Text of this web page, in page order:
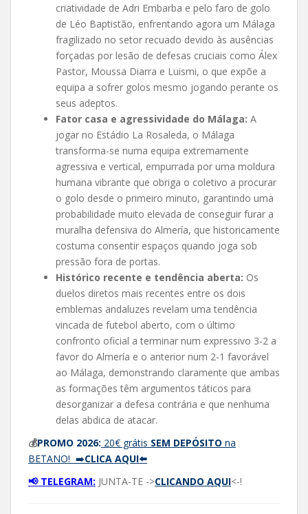
criatividade de Adri Embarba e pelo faro de golo
de Léo Baptistão, enfrentando agora um Málaga
fragilizado no setor recuado devido às ausências
forçadas por lesão de defesas cruciais como Álex
Pastor, Moussa Diarra e Luismi, o que expõe a
equipa a sofrer golos mesmo jogando perante os
seus adeptos.
Fator casa e agressividade do Málaga: A
jogar no Estádio La Rosaleda, o Málaga
transforma-se numa equipa extremamente
agressiva e vertical, empurrada por uma moldura
humana vibrante que obriga o coletivo a procurar
o golo desde o primeiro minuto, garantindo uma
probabilidade muito elevada de conseguir furar a
muralha defensiva do Almería, que historicamente
costuma consentir espaços quando joga sob
pressão fora de portas.
Histórico recente e tendência aberta: Os
duelos diretos mais recentes entre os dois
emblemas andaluzes revelam uma tendência
vincada de futebol aberto, com o último
confronto oficial a terminar num expressivo 3-2 a
favor do Almería e o anterior num 2-1 favorável
ao Málaga, demonstrando claramente que ambas
as formações têm argumentos táticos para
desorganizar a defesa contrária e que nenhuma
delas abdica de atacar.
💰PROMO 2026: 20€ grátis SEM DEPÓSITO na
BETANO! ➡️CLICA AQUI⬅️
📢 TELEGRAM: JUNTA-TE ->CLICANDO AQUI<-!